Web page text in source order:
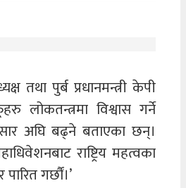
तथा पुर्ब प्रधानमन्त्री केपी
लोकतन्त्रमा विश्वास गर्ने
अघि बढ्ने बताएका छन्।
राष्ट्रिय महत्वका
गर्छौं।’